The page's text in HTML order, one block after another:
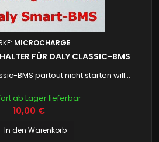
MICROCHARGE
FÜR DALY CLASSIC-BMS
BMS partout nicht starten will...
ab Lager lieferbar
Preis
10,00 €
In den Warenkorb